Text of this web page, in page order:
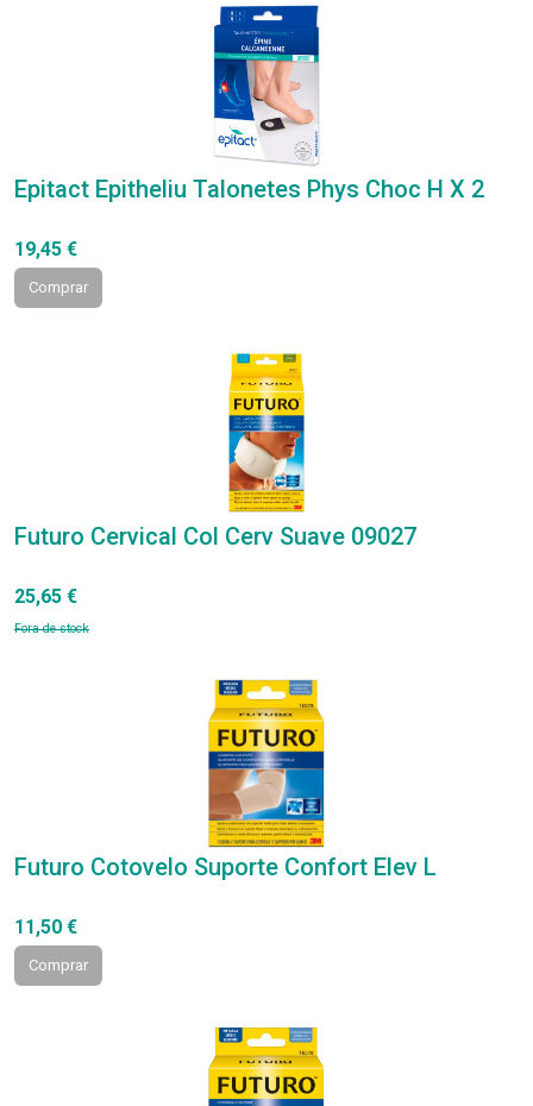
Epitact Epitheliu Talonetes Phys Choc H X 2
19,45 €
Comprar
Futuro Cervical Col Cerv Suave 09027
25,65 €
Fora de stock
Futuro Cotovelo Suporte Confort Elev L
11,50 €
Comprar